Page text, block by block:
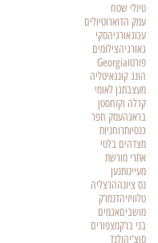
טיולי שטח
עמק הדוארוטיולים
עכוגאורגיהסקי
גאורגיהצילומים
פורטוGeorgia
הונג קונגאיטליה
מעצבתגן לאומי
קרלה וקזחסטן
בראגהעמק חפר
כנסיותרוחניות
מצדהים בלטי
אתרי מורשת
מעיינותנען
נס ציונההרצליה
טלוויזיהדנמרק
מושביםאגמים
בני ברקמצפורים
סוצ'יהולנד